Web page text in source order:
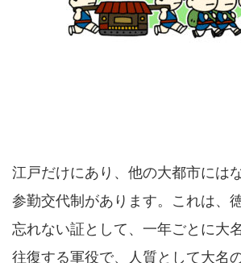
江戸だけにあり、他の大都市には
参勤交代制があります。これは、
忘れない証として、一年ごとに大
往復する軍役で、人質として大名